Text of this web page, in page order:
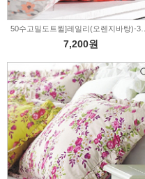
7,200원